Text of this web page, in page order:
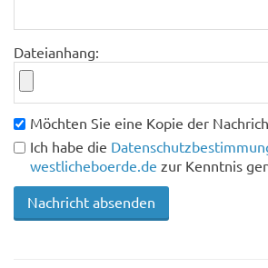
Dateianhang:
Möchten Sie eine Kopie der
Ich habe die
westlicheboerde.de zur Kenntnis